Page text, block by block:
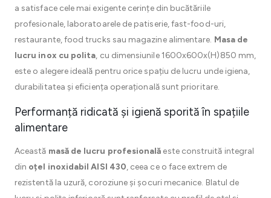
a satisface cele mai exigente cerințe din bucătăriile
profesionale, laboratoarele de patiserie, fast-food-uri,
restaurante, food trucks sau magazine alimentare. Masa de
lucru inox cu polita, cu dimensiunile 1600x600x(H)850 mm,
este o alegere ideală pentru orice spațiu de lucru unde igiena,
durabilitatea și eficiența operațională sunt prioritare.
Performanță ridicată și igienă sporită în spațiile
alimentare
Această masă de lucru profesională este construită integral
din oțel inoxidabil AISI 430, ceea ce o face extrem de
rezistentă la uzură, coroziune și șocuri mecanice. Blatul de